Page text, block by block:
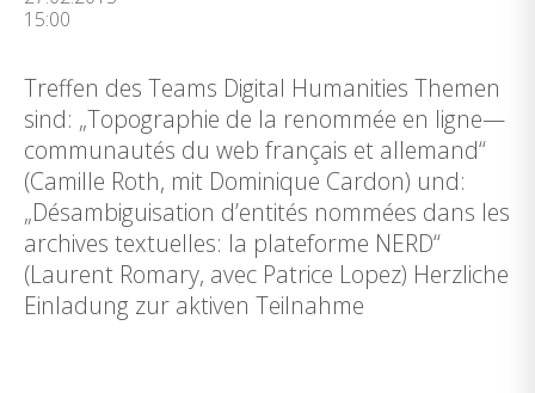
15:00
Treffen des Teams Digital Humanities Themen
sind: „Topographie de la renommée en ligne—
communautés du web français et allemand“
(Camille Roth, mit Dominique Cardon) und:
„Désambiguisation d’entités nommées dans les
archives textuelles: la plateforme NERD“
(Laurent Romary, avec Patrice Lopez) Herzliche
Einladung zur aktiven Teilnahme